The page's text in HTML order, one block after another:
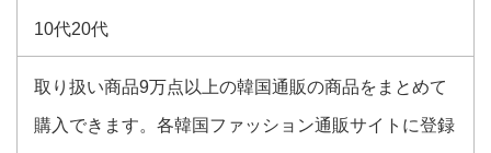
10代20代
取り扱い商品9万点以上の韓国通販の商品をまとめて
購入できます。各韓国ファッション通販サイトに登録